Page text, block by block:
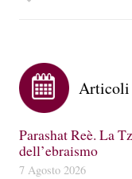
Articoli
Parashat Reè. La
dell’ebraismo
7 Agosto 2026